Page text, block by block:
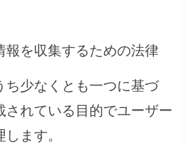
報を収集するための法律
ち少なくとも一つに基づ
されている目的でユーザー
ます。